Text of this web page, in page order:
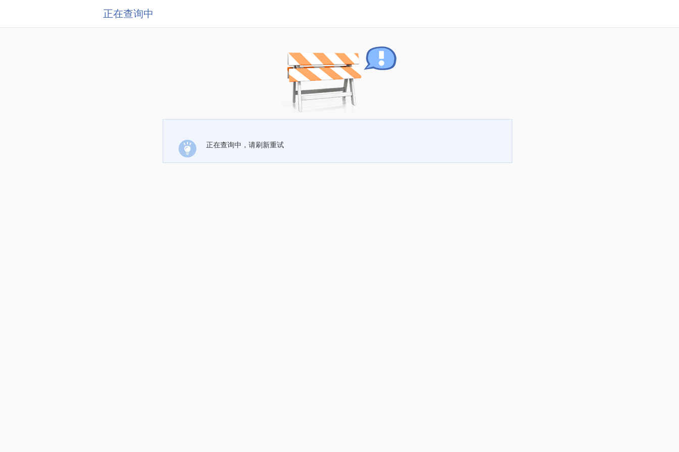
正在查询中
正在查询中，请刷新重试